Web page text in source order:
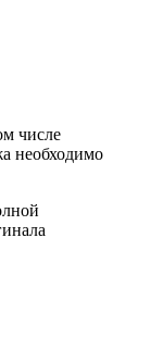
числе
необходимо